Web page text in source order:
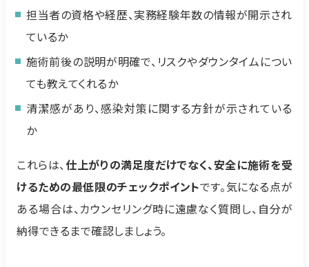
担当者の資格や経歴、実務経験年数の情報が開示され
ているか
施術前後の説明が明確で、リスクやダウンタイムについ
ても教えてくれるか
清潔感があり、感染対策に関する方針が示されている
か
これらは、仕上がりの満足度だけでなく、安全に施術を受
けるための最低限のチェックポイントです。気になる点が
ある場合は、カウンセリング時に遠慮なく質問し、自分が
納得できるまで確認しましょう。